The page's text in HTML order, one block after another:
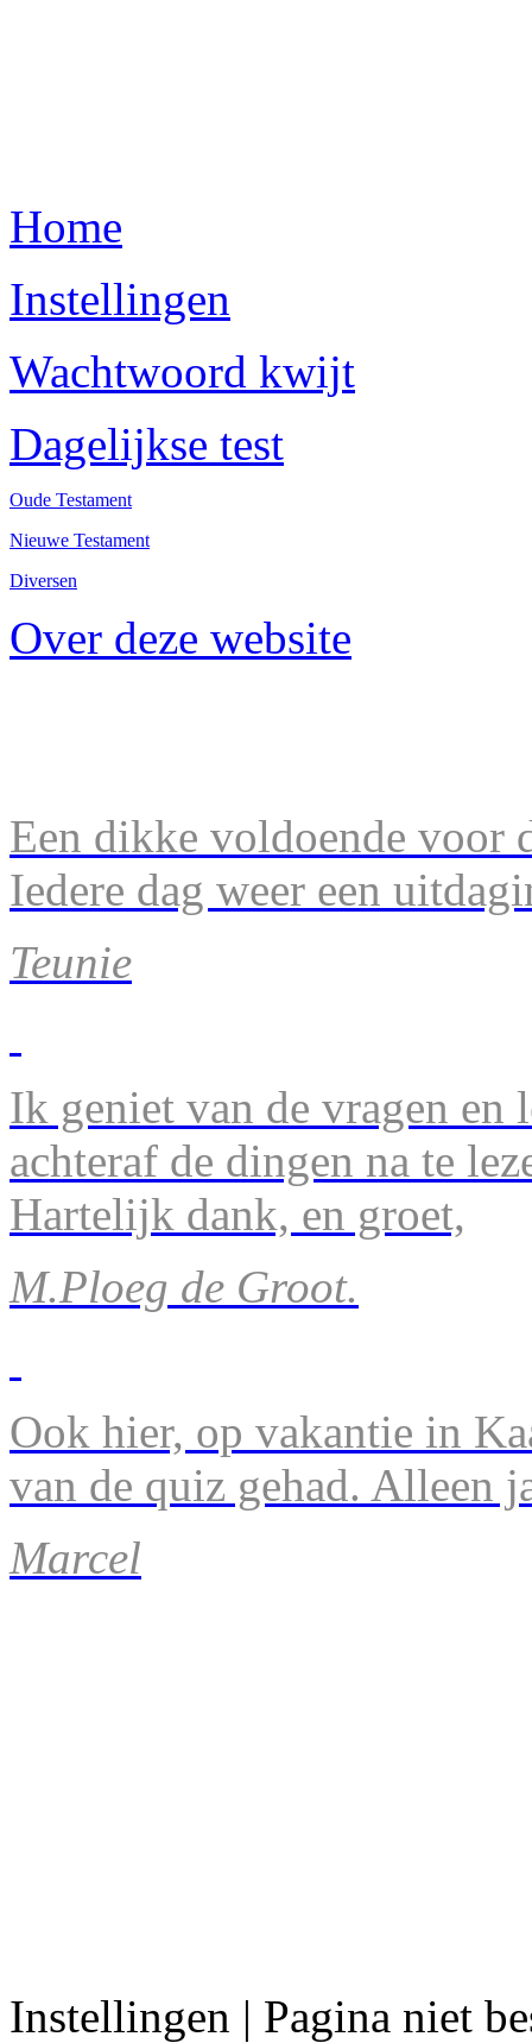
Home
Instellingen
Wachtwoord kwijt
Dagelijkse test
Oude Testament
Nieuwe Testament
Diversen
Over deze website
Een dikke voldoende voor
Iedere dag weer een
Teunie
Ik geniet van de vragen en
achteraf de dingen na te
Hartelijk dank, en groet,
M.Ploeg de Groot.
Ook hier, op vakantie in
van de quiz gehad. Alleen
Marcel
Instellingen | Pagina niet